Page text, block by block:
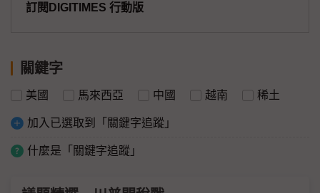
訂閱DIGITIMES 行動版
關鍵字
美國 馬來西亞 中國 越南 稀土
加入已選取到「關鍵字追蹤」
什麼是「關鍵字追蹤」